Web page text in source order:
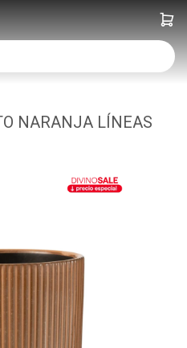
NARANJA LÍNEAS